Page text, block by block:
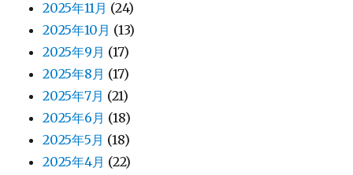
2025年11月 (24)
2025年10月 (13)
2025年9月 (17)
2025年8月 (17)
2025年7月 (21)
2025年6月 (18)
2025年5月 (18)
2025年4月 (22)